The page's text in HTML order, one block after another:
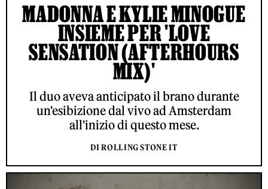
MADONNA E KYLIE MINOGUE
INSIEME PER 'LOVE
SENSATION (AFTERHOURS
MIX)'
Il duo aveva anticipato il brano durante
un'esibizione dal vivo ad Amsterdam
all'inizio di questo mese.
DI ROLLING STONE IT